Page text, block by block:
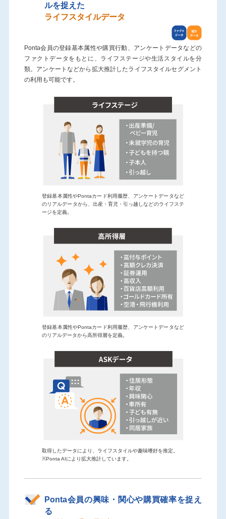
ルを捉えた
ライフスタイルデータ
Ponta会員の登録基本属性や購買行動、アンケートデータなどの
ファクトデータをもとに、ライフステージや生活スタイルを分
類。アンケートなどから拡大推計したライフスタイルセグメント
の利用も可能です。
登録基本属性やPontaカード利用履歴、アンケートデータなど
のリアルデータから、出産・育児・引っ越しなどのライフステ
ージを定義。
登録基本属性やPontaカード利用履歴、アンケートデータなど
のリアルデータから高所得層を定義。
取得したデータにより、ライフスタイルや趣味嗜好を推定。
※Ponta AIにより拡大推計しています。
Ponta会員の興味・関心や購買確率を捉え
る